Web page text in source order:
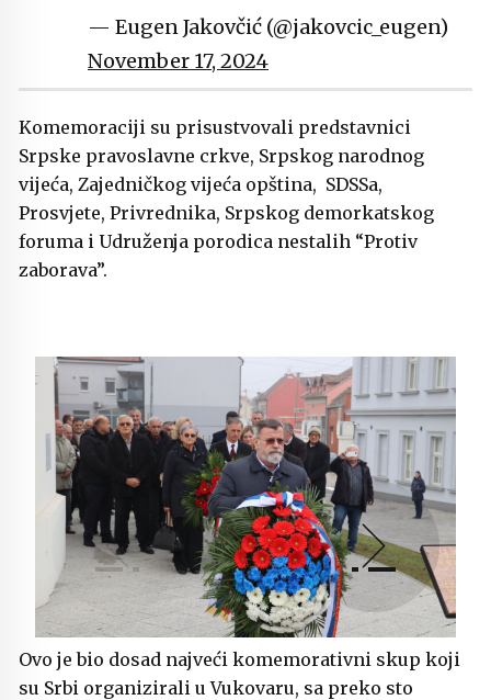
— Eugen Jakovčić (@jakovcic_eugen)
November 17, 2024
Komemoraciji su prisustvovali predstavnici
Srpske pravoslavne crkve, Srpskog narodnog
vijeća, Zajedničkog vijeća opština, SDSSa,
Prosvjete, Privrednika, Srpskog demorkatskog
foruma i Udruženja porodica nestalih “Protiv
zaborava”.
Ovo je bio dosad najveći komemorativni skup koji
su Srbi organizirali u Vukovaru, sa preko sto